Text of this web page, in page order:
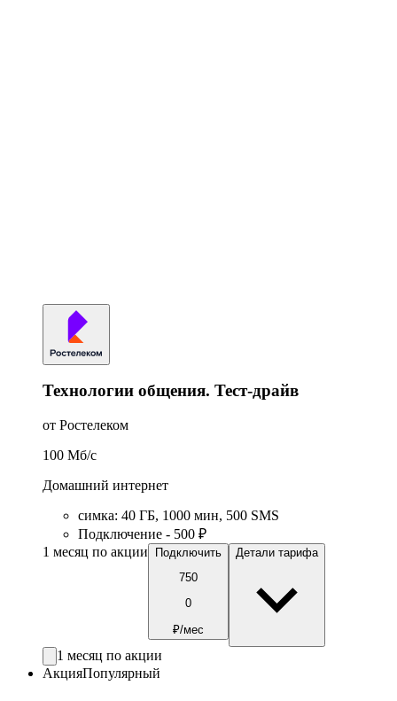
Технологии общения. Тест-драйв
от Ростелеком
100 Мб/c
Домашний интернет
симка: 40 ГБ, 1000 мин, 500 SMS
Подключение - 500 ₽
1 месяц по акции
Подключить
750
0
₽/мес
Детали тарифа
1 месяц по акции
АкцияПопулярный